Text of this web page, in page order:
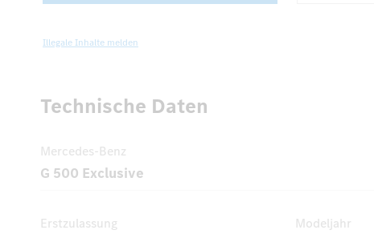
Technische Daten
Mercedes-Benz
G 500 Exclusive
Erstzulassung Modeljahr
Illegale Inhalte melden